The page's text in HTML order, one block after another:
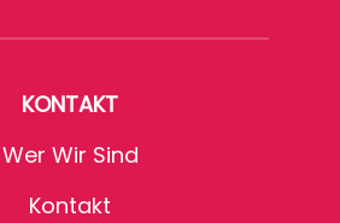
KONTAKT
Wer Wir Sind
Kontakt